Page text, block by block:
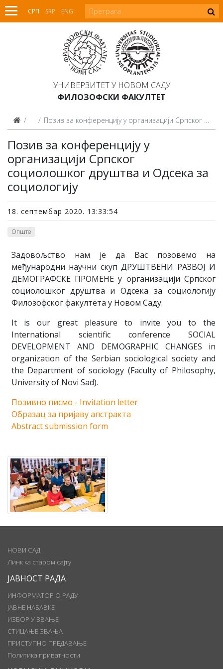
СРП SRP ENG
УНИВЕРЗИТЕТ У НОВОМ САДУ
ФИЛОЗОФСКИ ФАКУЛТЕТ
ВестиПозив за конференцију у организацији Српског социолошког друштва и Одсека за социологију
Позив за конференцију у
организацији Српског
социолошког друштва и Одсека за
социологију
18. септембар 2020. 13:33:54
Опште
Задовољство нам је да Вас позовемо на
међународни научни скуп ДРУШТВЕНИ РАЗВОЈ И
ДЕМОГРАФСКЕ ПРОМЕНЕ у организацији Српског
социолошког друштва и Одсека за социологију
Филозофског факултета у Новом Саду.
It is our great pleasure to invite you to the
International scientific conference SOCIAL
DEVELOPMENT AND DEMOGRAPHIC CHANGES in
organization of the Serbian sociological society and
the Department of sociology (Faculty of Philosophy,
University of Novi Sad).
Позивно писмо - Invitation letter
Образац за пријаву апстракта
Аbstract submission form
НОВИ САД
Линк ка старом сајту
ЈАВНОСТ РАДА
ИНФОРМАТОР О РАДУ
ЈАВНЕ НАБАВКЕ
ИЗБОР У ЗВАЊЕ
СТИЦАЊЕ ЗВАЊА
ПРИСТУПНО ПРЕДАВАЊЕ
Политика приватности